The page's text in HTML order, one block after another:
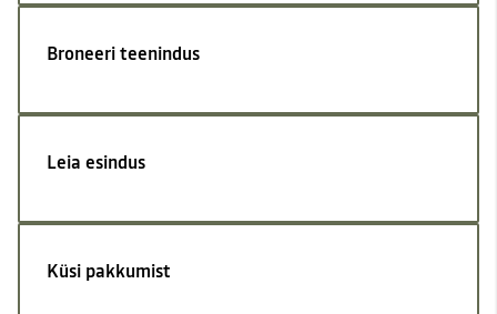
Broneeri teenindus
Leia esindus
Küsi pakkumist